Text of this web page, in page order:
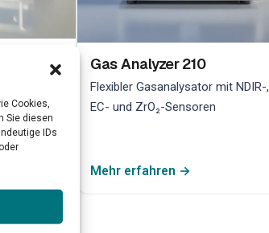
Cookies,
Sie diesen
IDs
Gas Analyzer 210
Flexibler Gasanalysator mit NDIR-,
EC- und ZrO₂-Sensoren
Mehr erfahren →